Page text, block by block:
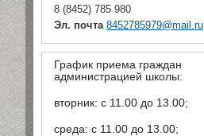
8 (8452) 785 980
Эл. почта 8452785979@mail.ru
График приема граждан
администрацией школы:
вторник: с 11.00 до 13.00;
среда: с 11.00 до 13.00;